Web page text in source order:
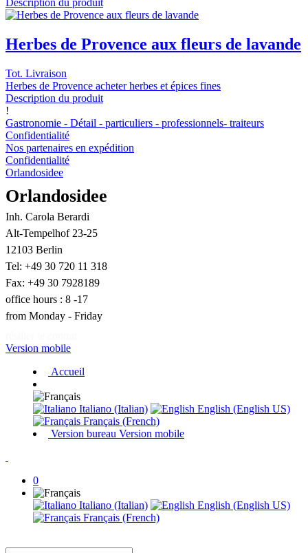
Description du produit
Herbes de Provence aux fleurs de lavande
Tot. Livraison
Herbes de Provence acheter herbes et épices fines
Description du produit
!
Gastronomie - Détail - particuliers - professionnels- traiteurs
Confidentialité
Nos partenaires en expédition
Confidentialité
Orlandosidee
Orlandosidee
Inh. Carola Berardi
Alt-Tempelhof 23-25
12103 Berlin
Tel: +49 30 720 11 318
Fax: +49 30 7928189
office hours : 8 -17
from Monday - Friday
Version mobile
Accueil
Italiano (Italian)
English (English US)
Français (French)
Version bureau Version mobile
0
Italiano (Italian)
English (English US)
Français (French)